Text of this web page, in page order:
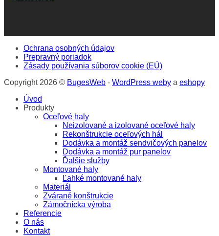
Ochrana osobných údajov
Prepravný poriadok
Zásady používania súborov cookie (EÚ)
Copyright 2026 © BugesWeb - WordPress weby a eshopy
Úvod
Produkty
Oceľové haly
Neizolované a izolované oceľové haly
Rekonštrukcie oceľových hál
Dodávka a montáž sendvičových panelov
Dodávka a montáž pur panelov
Ďalšie služby
Montované haly
Ľahké montované haly
Materiál
Zvárané konštrukcie
Zámočnícka výroba
Referencie
O nás
Kontakt